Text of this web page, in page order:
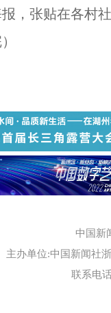
，张贴在各村
中国新
主办单位:中国新闻社
联系电